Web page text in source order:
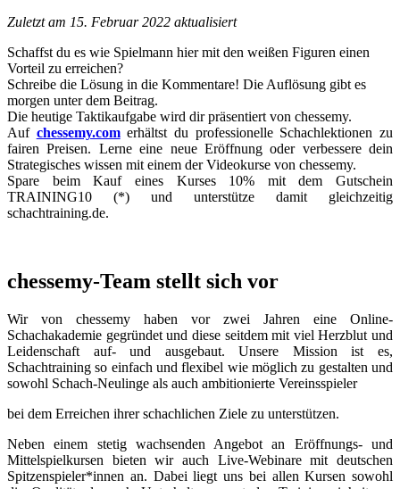
Zuletzt am 15. Februar 2022 aktualisiert
Schaffst du es wie Spielmann hier mit den weißen Figuren einen
Vorteil zu erreichen?
Schreibe die Lösung in die Kommentare! Die Auflösung gibt es
morgen unter dem Beitrag.
Die heutige Taktikaufgabe wird dir präsentiert von chessemy.
Auf chessemy.comerhältst du professionelle Schachlektionen zu
fairen Preisen. Lerne eine neue Eröffnung oder verbessere dein
Strategisches wissen mit einem der Videokurse von chessemy.
Spare beim Kauf eines Kurses 10% mit dem Gutschein
TRAINING10 (*) und unterstütze damit gleichzeitig
schachtraining.de.
chessemy-Team stellt sich vor
Wir von chessemy haben vor zwei Jahren eine Online-
Schachakademie gegründet und diese seitdem mit viel Herzblut und
Leidenschaft auf- und ausgebaut. Unsere Mission ist es,
Schachtraining so einfach und flexibel wie möglich zu gestalten und
sowohl Schach-Neulinge als auch ambitionierte Vereinsspieler
bei dem Erreichen ihrer schachlichen Ziele zu unterstützen.
Neben einem stetig wachsenden Angebot an Eröffnungs- und
Mittelspielkursen bieten wir auch Live-Webinare mit deutschen
Spitzenspieler*innen an. Dabei liegt uns bei allen Kursen sowohl